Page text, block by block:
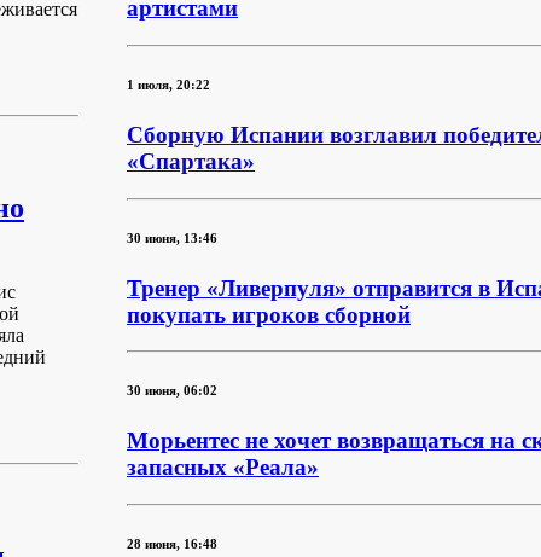
артистами
1 июля, 20:22
Сборную Испании возглавил
«Спартака»
30 июня, 13:46
Тренер «Ливерпуля» отправится в
покупать игроков сборной
30 июня, 06:02
Морьентес не хочет возвращаться на
запасных «Реала»
28 июня, 16:48